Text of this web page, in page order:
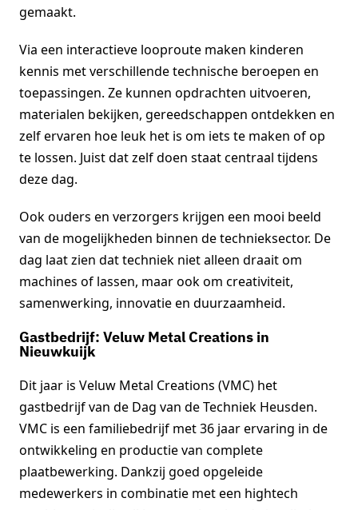
gemaakt.
Via een interactieve looproute maken kinderen
kennis met verschillende technische beroepen en
toepassingen. Ze kunnen opdrachten uitvoeren,
materialen bekijken, gereedschappen ontdekken en
zelf ervaren hoe leuk het is om iets te maken of op
te lossen. Juist dat zelf doen staat centraal tijdens
deze dag.
Ook ouders en verzorgers krijgen een mooi beeld
van de mogelijkheden binnen de technieksector. De
dag laat zien dat techniek niet alleen draait om
machines of lassen, maar ook om creativiteit,
samenwerking, innovatie en duurzaamheid.
Gastbedrijf: Veluw Metal Creations in
Nieuwkuijk
Dit jaar is Veluw Metal Creations (VMC) het
gastbedrijf van de Dag van de Techniek Heusden.
VMC is een familiebedrijf met 36 jaar ervaring in de
ontwikkeling en productie van complete
plaatbewerking. Dankzij goed opgeleide
medewerkers in combinatie met een hightech